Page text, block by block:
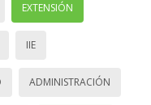
EXTENSIÓN
IIE
ADMINISTRACIÓN